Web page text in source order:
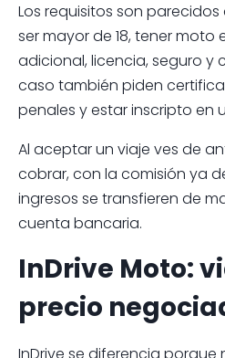
Los requisitos son
ser mayor de 18, tener moto
adicional, licencia, seguro y
caso también piden
penales y estar inscripto en
Al aceptar un viaje ves de
cobrar, con la comisión ya
ingresos se transfieren de
cuenta bancaria.
InDrive Moto:
precio